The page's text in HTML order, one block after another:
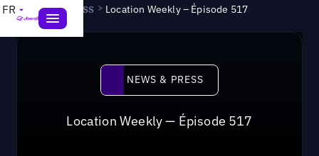
FR News & Press > Location Weekly – Épisode 517
News & Press
NEWS & PRESS
Location Weekly — Épisode 517